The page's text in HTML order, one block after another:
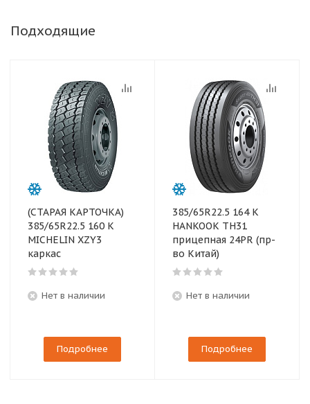
Подходящие
(СТАРАЯ КАРТОЧКА)
385/65R22.5 160 K
MICHELIN XZY3
каркас
Нет в наличии
Подробнее
385/65R22.5 164 K
HANKOOK TH31
прицепная 24PR (пр-
во Китай)
Нет в наличии
Подробнее